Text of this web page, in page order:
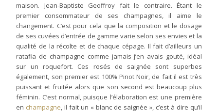
maison. Jean-Baptiste Geoffroy fait le contraire. Étant le
premier consommateur de ses champagnes, il aime le
changement. C’est pour cela que la composition et le dosage
de ses cuvées d’entrée de gamme varie selon ses envies et la
qualité de la récolte et de chaque cépage. Il fait d’ailleurs un
ratafia de champagne comme jamais j’en avais gouté, idéal
sur un roquefort. Ces rosés de saignée sont superbes
également, son premier est 100% Pinot Noir, de fait il est très
puissant et fruitée alors que son second est beaucoup plus
féminin. C’est normal, puisque l’élaboration est une première
en champagne, il fait un « blanc de saignée », c’est à dire qu’il